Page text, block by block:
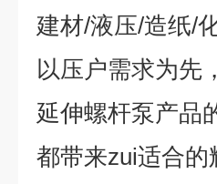
建材/液压/造纸/
以压户需求为先
延伸螺杆泵产品
都带来zui适合的